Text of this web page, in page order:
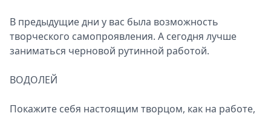
В предыдущие дни у вас была возможность
творческого самопроявления. А сегодня лучше
заниматься черновой рутинной работой.
ВОДОЛЕЙ
Покажите себя настоящим творцом, как на работе,